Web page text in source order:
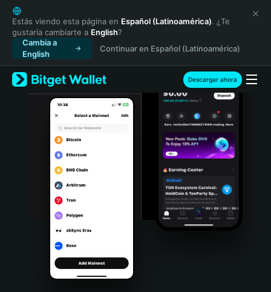
English
日本語
Tiếng Việt
Русский
Español (Latinoamérica)
Türkçe
Italiano
Português (Portugal)
Bahasa Indonesia
Português (Brasil)
Español (Argentina)
Estás viendo esta página en Español (Latinoamérica). ¿Te
gustaría cambiarte a English?
Cambia a
English
Continuar en Español (Latinoamérica)
Descargar ahora